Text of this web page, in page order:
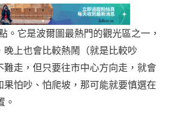
。它是波爾圖最熱門的觀光區之一，
晚上也會比較熱鬧（就是比較吵
難走，但只要往市中心方向走，就會
果怕吵、怕爬坡，那可能就要慎選在
。